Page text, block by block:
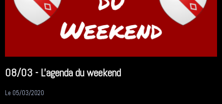
08/03 - L'agenda du weekend
Le 05/03/2020